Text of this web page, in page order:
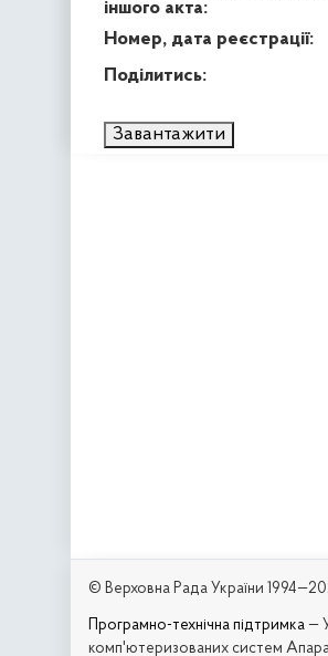
іншого акта:
Номер, дата реєстрації:
Поділитись:
Завантажити
© Верховна Рада України
Програмно-технічна підтримка —
комп'ютеризованих систем